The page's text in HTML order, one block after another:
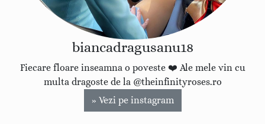
biancadragusanu18
Fiecare floare inseamna o poveste ❤️ Ale mele vin cu
multa dragoste de la @theinfinityroses.ro
» Vezi pe instagram